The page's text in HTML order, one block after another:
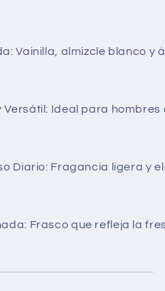
Vainilla, almizcle blanco y
Versátil: Ideal para hombres
Diario: Fragancia ligera y
Frasco que refleja la